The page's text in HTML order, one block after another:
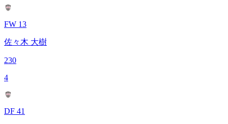
FW 13
佐々木 大樹
230
4
DF 41